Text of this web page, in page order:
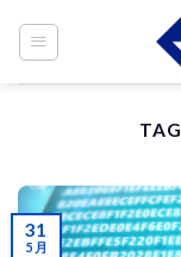
31
5 月